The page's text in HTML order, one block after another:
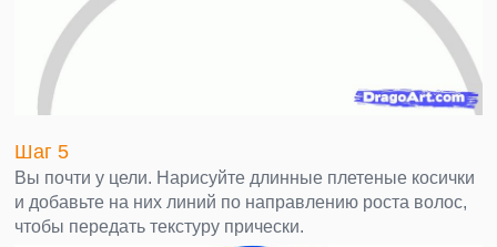
Шаг 5
Вы почти у цели. Нарисуйте длинные плетеные косички
и добавьте на них линий по направлению роста волос,
чтобы передать текстуру прически.